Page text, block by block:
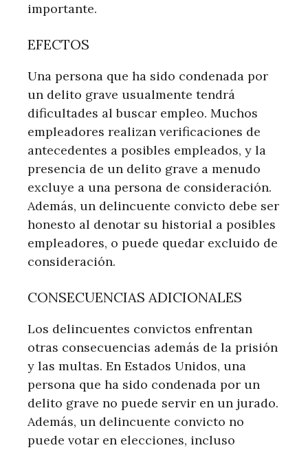
importante.
EFECTOS
Una persona que ha sido condenada por
un delito grave usualmente tendrá
dificultades al buscar empleo. Muchos
empleadores realizan verificaciones de
antecedentes a posibles empleados, y la
presencia de un delito grave a menudo
excluye a una persona de consideración.
Además, un delincuente convicto debe ser
honesto al denotar su historial a posibles
empleadores, o puede quedar excluido de
consideración.
CONSECUENCIAS ADICIONALES
Los delincuentes convictos enfrentan
otras consecuencias además de la prisión
y las multas. En Estados Unidos, una
persona que ha sido condenada por un
delito grave no puede servir en un jurado.
Además, un delincuente convicto no
puede votar en elecciones, incluso